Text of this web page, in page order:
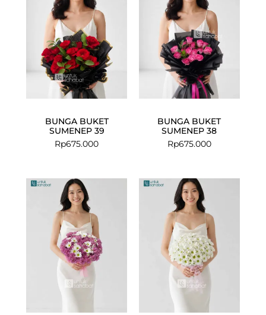
BUNGA BUKET
SUMENEP 39
Rp675.000
BUNGA BUKET
SUMENEP 38
Rp675.000